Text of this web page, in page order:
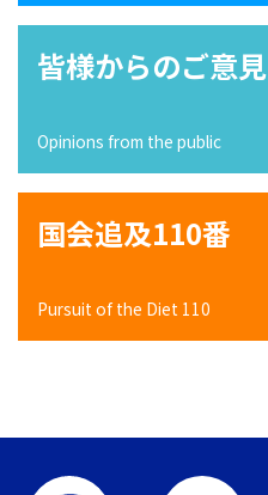
皆様からのご意見
Opinions from the public
国会追及110番
Pursuit of the Diet 110